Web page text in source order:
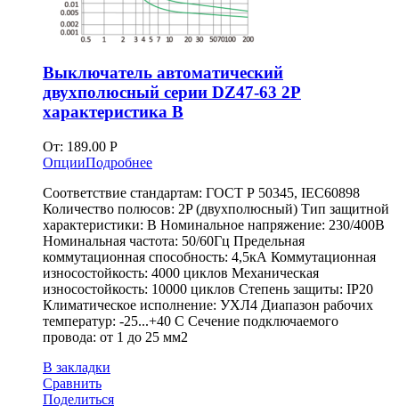
Выключатель автоматический
двухполюсный серии DZ47-63 2P
характеристика В
От: 189.00 Р
ОпцииПодробнее
Соответствие стандартам: ГОСТ Р 50345, IEC60898
Количество полюсов: 2P (двухполюсный) Тип защитной
характеристики: В Номинальное напряжение: 230/400В
Номинальная частота: 50/60Гц Предельная
коммутационная способность: 4,5кА Коммутационная
износостойкость: 4000 циклов Механическая
износостойкость: 10000 циклов Степень защиты: IP20
Климатическое исполнение: УХЛ4 Диапазон рабочих
температур: -25...+40 С Сечение подключаемого
провода: от 1 до 25 мм2
В закладки
Сравнить
Поделиться